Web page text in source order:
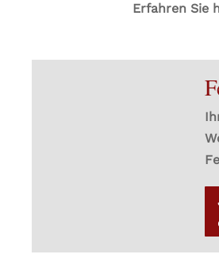
Erfahren Sie